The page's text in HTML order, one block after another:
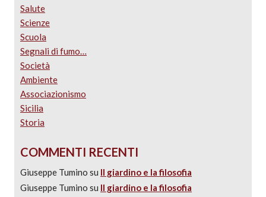
Salute
Scienze
Scuola
Segnali di fumo…
Società
Ambiente
Associazionismo
Sicilia
Storia
COMMENTI RECENTI
Giuseppe Tumino su Il giardino e la filosofia
Giuseppe Tumino su Il giardino e la filosofia